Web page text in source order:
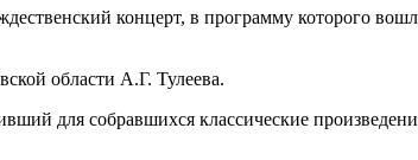
концерт, в программу которого
области А.Г. Тулеева.
для собравшихся классические